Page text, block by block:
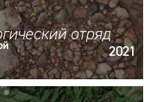
отряд
2021